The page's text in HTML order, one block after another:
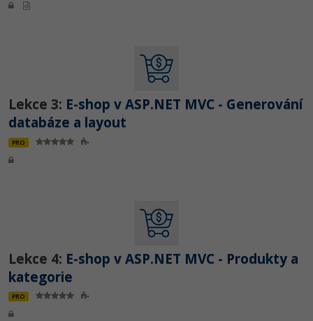
Lekce 3: E-shop v ASP.NET MVC - Generování
databáze a layout
PRO
Lekce 4: E-shop v ASP.NET MVC - Produkty a
kategorie
PRO